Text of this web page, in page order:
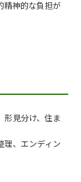
精神的な負担が
形見分け、住ま
理、エンディン